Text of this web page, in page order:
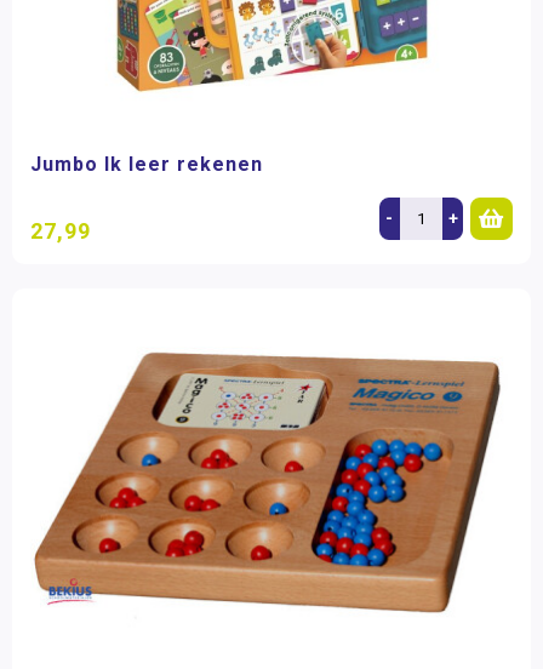
Jumbo Ik leer rekenen
27,99 - +